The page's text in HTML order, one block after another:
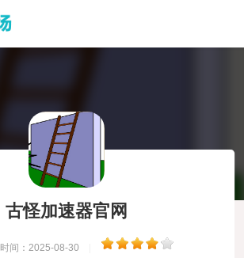
古怪加速器官网
时间：2025-08-30